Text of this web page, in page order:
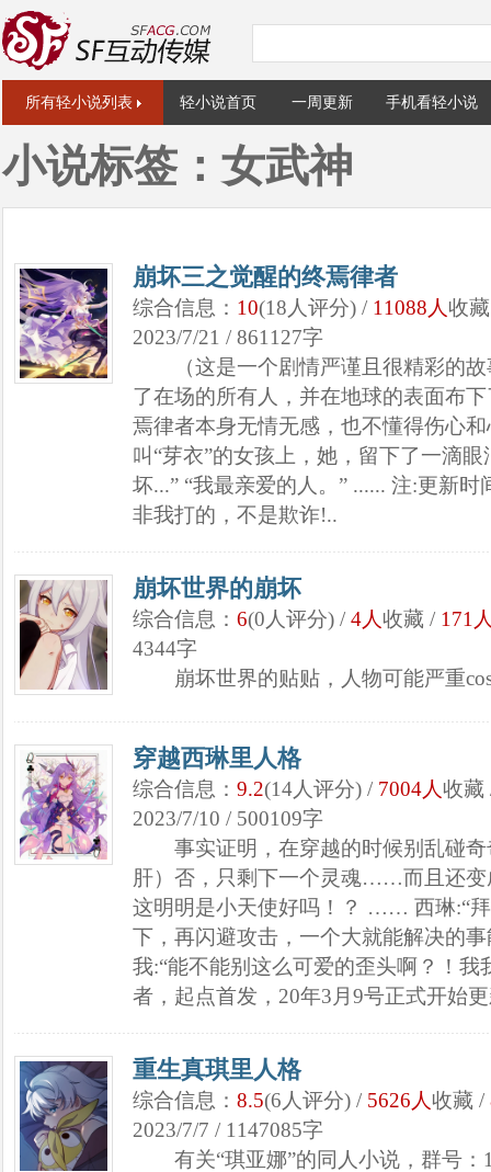
所有轻小说列表 轻小说首页 一周更新 手机看轻小说
小说标签：女武神
崩坏三之觉醒的终焉律者
综合信息： 10(18人评分) / 11088人收
2023/7/21 / 861127字
（这是一个剧情严谨且很精彩的故
了在场的所有人，并在地球的表面布
焉律者本身无情无感，也不懂得伤心
叫“芽衣”的女孩上，她，留下了一滴
坏...” “我最亲爱的人。” ...... 注:更新
非我打的，不是欺诈!..
崩坏世界的崩坏
综合信息： 6(0人评分) / 4人收藏 / 171
4344字
崩坏世界的贴贴，人物可能严重
穿越西琳里人格
综合信息： 9.2(14人评分) / 7004人收
2023/7/10 / 500109字
事实证明，在穿越的时候别乱碰奇
肝）否，只剩下一个灵魂……而且还变
这明明是小天使好吗！？ …… 西琳:“
下，再闪避攻击，一个大就能解决的
我:“能不能别这么可爱的歪头啊？！
者，起点首发，20年3月9号正式开始
重生真琪里人格
综合信息： 8.5(6人评分) / 5626人收藏 /
2023/7/7 / 1147085字
有关“琪亚娜”的同人小说，群号：